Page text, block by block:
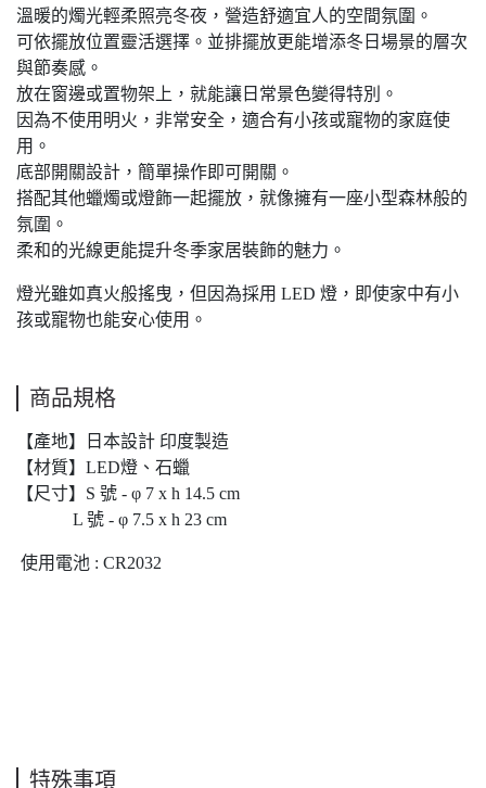
溫暖的燭光輕柔照亮冬夜，營造舒適宜人的空間氛圍。
可依擺放位置靈活選擇。並排擺放更能增添冬日場景的層次
與節奏感。
放在窗邊或置物架上，就能讓日常景色變得特別。
因為不使用明火，非常安全，適合有小孩或寵物的家庭使
用。
底部開關設計，簡單操作即可開關。
搭配其他蠟燭或燈飾一起擺放，就像擁有一座小型森林般的
氛圍。
柔和的光線更能提升冬季家居裝飾的魅力。
燈光雖如真火般搖曳，但因為採用 LED 燈，即使家中有小
孩或寵物也能安心使用。
商品規格
【產地】日本設計 印度製造
【材質】LED燈、石蠟
【尺寸】S 號 - φ 7 x h 14.5 cm
L 號 - φ 7.5 x h 23 cm
使用電池 : CR2032
特殊事項